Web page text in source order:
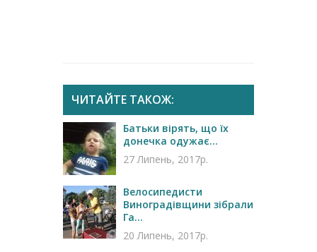
ЧИТАЙТЕ ТАКОЖ:
Батьки вірять, що їх
донечка одужає...
27 Липень, 2017р.
Велосипедисти
Виноградівщини зібрали
Га...
20 Липень, 2017р.